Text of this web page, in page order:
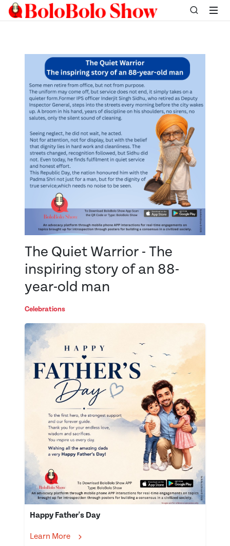
The Quiet Warrior - The
inspiring story of an 88-
year-old man
Celebrations
Happy Father's Day
Learn More